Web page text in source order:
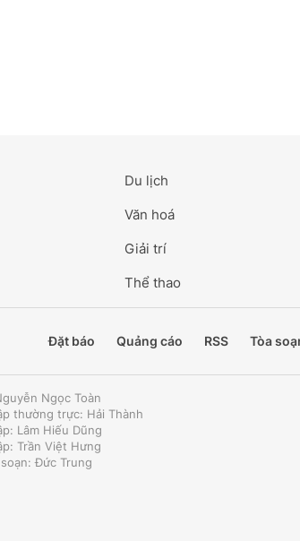
Du lịch
Văn hoá
Giải trí
Thể thao
Đặt báo Quảng cáo RSS Tòa
Ngọc Toàn
thường trực: Hải Thành
Lâm Hiếu Dũng
Trần Việt Hưng
Đức Trung